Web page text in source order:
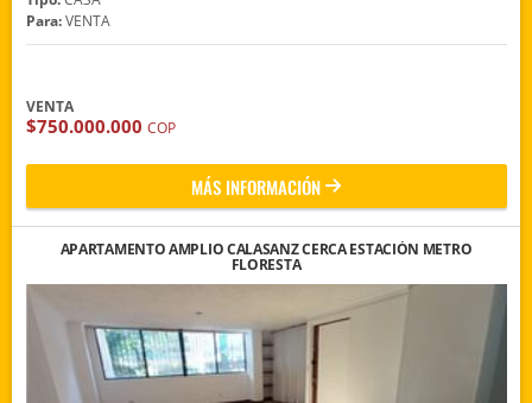
Para:VENTA
VENTA
$750.000.000 COP
MÁS INFORMACIÓN
APARTAMENTO AMPLIO CALASANZ CERCA ESTACIÓN METRO
FLORESTA